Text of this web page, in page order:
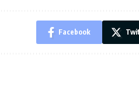
Facebook